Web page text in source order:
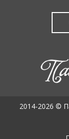
2014-2026 ©